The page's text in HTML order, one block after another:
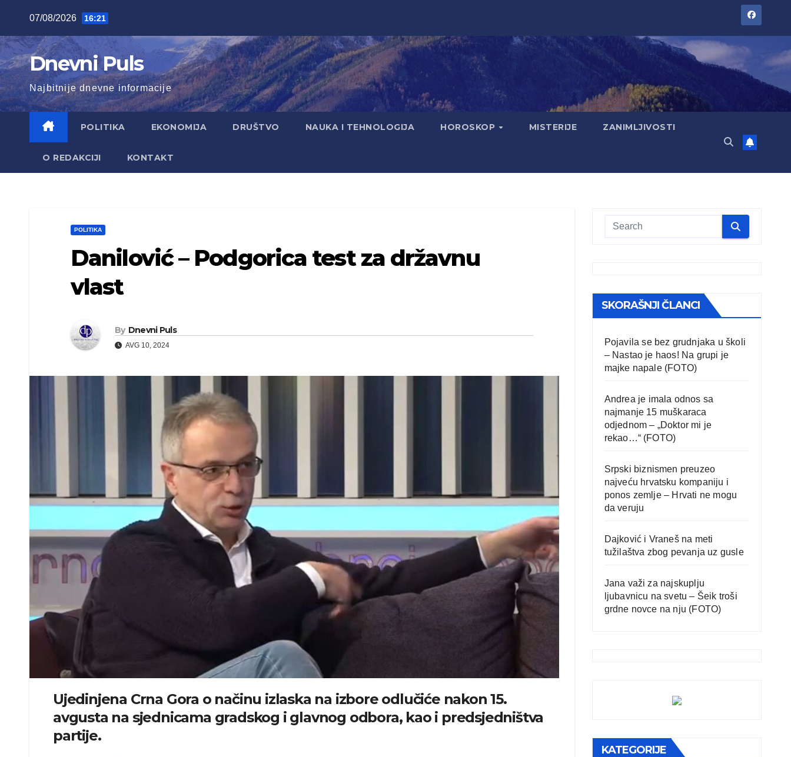
content
07/08/2026 16:21
Dnevni Puls
Najbitnije dnevne informacije
POLITIKA EKONOMIJA DRUŠTVO NAUKA I TEHNOLOGIJA HOROSKOP MISTERIJE ZANIMLJIVOSTI
O REDAKCIJI KONTAKT
POLITIKA
Danilović – Podgorica test za državnu
vlast
By Dnevni Puls
AVG 10, 2024
Ujedinjena Crna Gora o načinu izlaska na izbore odlučiće nakon 15.
avgusta na sjednicama gradskog i glavnog odbora, kao i predsjedništva
partije.
SKORAŠNJI ČLANCI
Pojavila se bez grudnjaka u školi
– Nastao je haos! Na grupi je
majke napale (FOTO)
Andrea je imala odnos sa
najmanje 15 muškaraca
odjednom – „Doktor mi je
rekao…“ (FOTO)
Srpski biznismen preuzeo
najveću hrvatsku kompaniju i
ponos zemlje – Hrvati ne mogu
da veruju
Dajković i Vraneš na meti
tužilaštva zbog pevanja uz gusle
Jana važi za najskuplju
ljubavnicu na svetu – Šeik troši
grdne novce na nju (FOTO)
KATEGORIJE